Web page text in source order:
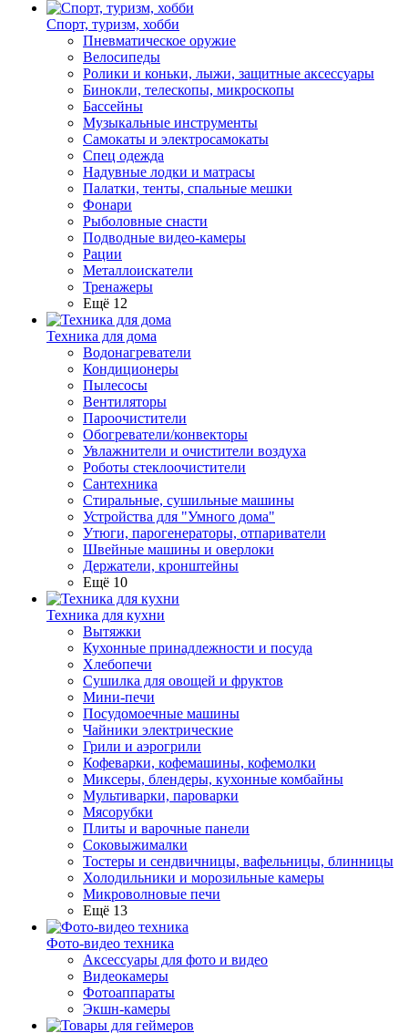
Спорт, туризм, хобби
Пневматическое оружие
Велосипеды
Ролики и коньки, лыжи, защитные аксессуары
Бинокли, телескопы, микроскопы
Бассейны
Музыкальные инструменты
Самокаты и электросамокаты
Спец одежда
Надувные лодки и матрасы
Палатки, тенты, спальные мешки
Фонари
Рыболовные снасти
Подводные видео-камеры
Рации
Металлоискатели
Тренажеры
Ещё 12
Техника для дома
Водонагреватели
Кондиционеры
Пылесосы
Вентиляторы
Пароочистители
Обогреватели/конвекторы
Увлажнители и очистители воздуха
Роботы стеклоочистители
Сантехника
Стиральные, сушильные машины
Устройства для "Умного дома"
Утюги, парогенераторы, отпариватели
Швейные машины и оверлоки
Держатели, кронштейны
Ещё 10
Техника для кухни
Вытяжки
Кухонные принадлежности и посуда
Хлебопечи
Сушилка для овощей и фруктов
Мини-печи
Посудомоечные машины
Чайники электрические
Грили и аэрогрили
Кофеварки, кофемашины, кофемолки
Миксеры, блендеры, кухонные комбайны
Мультиварки, пароварки
Мясорубки
Плиты и варочные панели
Соковыжималки
Тостеры и сендвичницы, вафельницы, блинницы
Холодильники и морозильные камеры
Микроволновые печи
Ещё 13
Фото-видео техника
Аксессуары для фото и видео
Видеокамеры
Фотоаппараты
Экшн-камеры